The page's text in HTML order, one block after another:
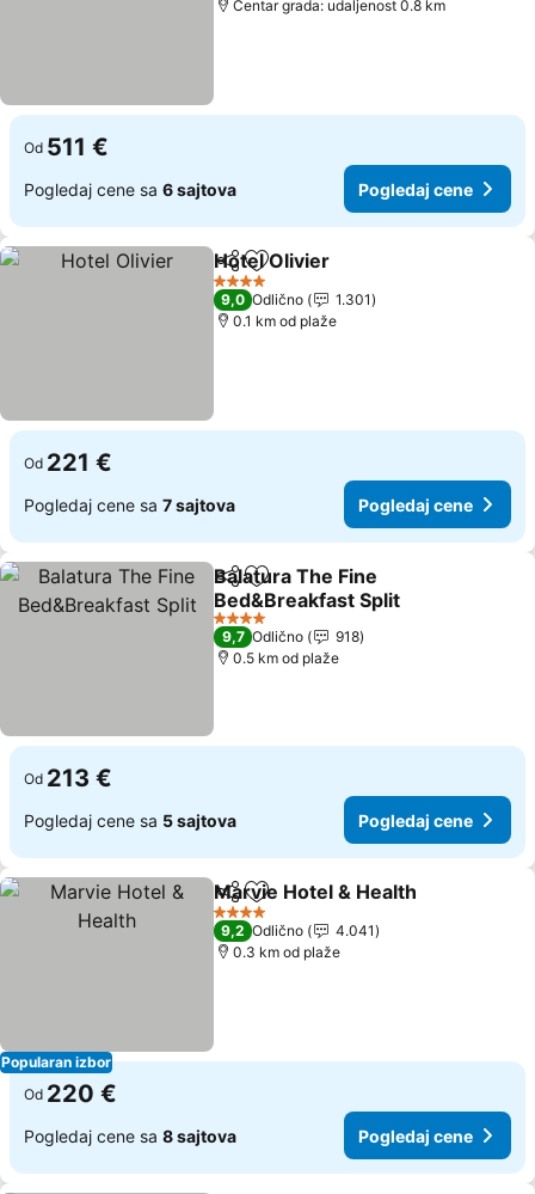
Centar grada: udaljenost 0.8 km
Od 511 €
Pogledaj cene sa 6 sajtova Pogledaj cene
Deli Dodati u favorite
Hotel Olivier
4 Zvezdice
9,0 Odlično
1.301
0.1 km od plaže
Od 221 €
Pogledaj cene sa 7 sajtova Pogledaj cene
Deli Dodati u favorite
Balatura The Fine
Bed&Breakfast Split
4 Zvezdice
9,7 Odlično
918
0.5 km od plaže
Od 213 €
Pogledaj cene sa 5 sajtova Pogledaj cene
Popularan izbor
Deli Dodati u favorite
Marvie Hotel & Health
4 Zvezdice
9,2 Odlično
4.041
0.3 km od plaže
Od 220 €
Pogledaj cene sa 8 sajtova Pogledaj cene